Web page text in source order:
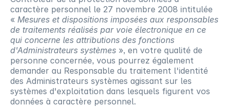
caractère personnel le 27 novembre 2008 intitulée
« Mesures et dispositions imposées aux responsables
de traitements réalisés par voie électronique en ce
qui concerne les attributions des fonctions
d'Administrateurs systèmes », en votre qualité de
personne concernée, vous pourrez également
demander au Responsable du traitement l'identité
des Administrateurs systèmes agissant sur les
systèmes d'exploitation dans lesquels figurent vos
données à caractère personnel.